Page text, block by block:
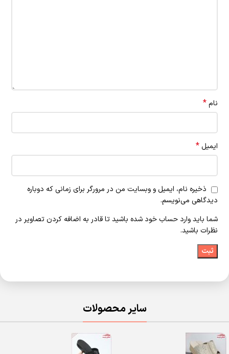
نام*
ایمیل *
ذخیره نام، ایمیل و وبسایت من در مرورگر برای زمانی که دوباره
دیدگاهی می‌نویسم.
شما باید وارد حساب خود شده باشید تا قادر به اضافه کردن تصاویر در
نظرات باشید.
سایر محصولات